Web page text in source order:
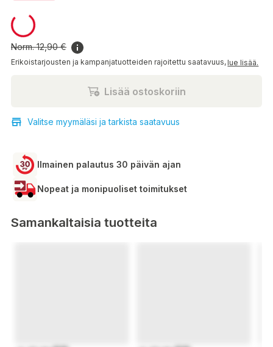
6,45 €
Norm.12,90 €
Erikoistarjousten ja kampanjatuotteiden rajoitettu saatavuus,lue lisää.
Lisää ostoskoriin
Valitse myymäläsi ja tarkista saatavuus
Ilmainen palautus 30 päivän ajan
Nopeat ja monipuoliset toimitukset
Samankaltaisia tuotteita